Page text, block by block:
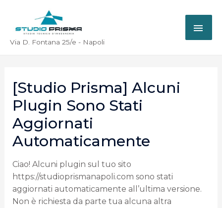
Via D. Fontana 25/e - Napoli
[Studio Prisma] Alcuni
Plugin Sono Stati
Aggiornati
Automaticamente
Ciao! Alcuni plugin sul tuo sito
https://studioprismanapoli.com sono stati
aggiornati automaticamente all’ultima versione.
Non è richiesta da parte tua alcuna altra